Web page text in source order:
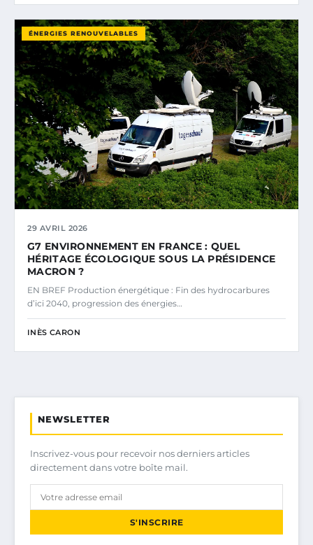
ÉNERGIES RENOUVELABLES
29 AVRIL 2026
G7 ENVIRONNEMENT EN FRANCE : QUEL
HÉRITAGE ÉCOLOGIQUE SOUS LA PRÉSIDENCE
MACRON ?
EN BREF Production énergétique : Fin des hydrocarbures
d’ici 2040, progression des énergies…
INÈS CARON
NEWSLETTER
Inscrivez-vous pour recevoir nos derniers articles
directement dans votre boîte mail.
S'INSCRIRE